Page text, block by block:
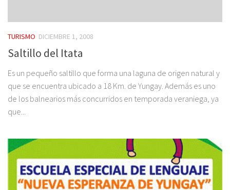
TURISMO DICIEMBRE 1, 2008
Saltillo del Itata
Es un pequeño saltillo que forma una laguna de origen natural y
que se encuentra ubicado a 18 Km. de Yungay. Además es uno
de los balnearios más concurridos en temporada veraniega, ya
que...